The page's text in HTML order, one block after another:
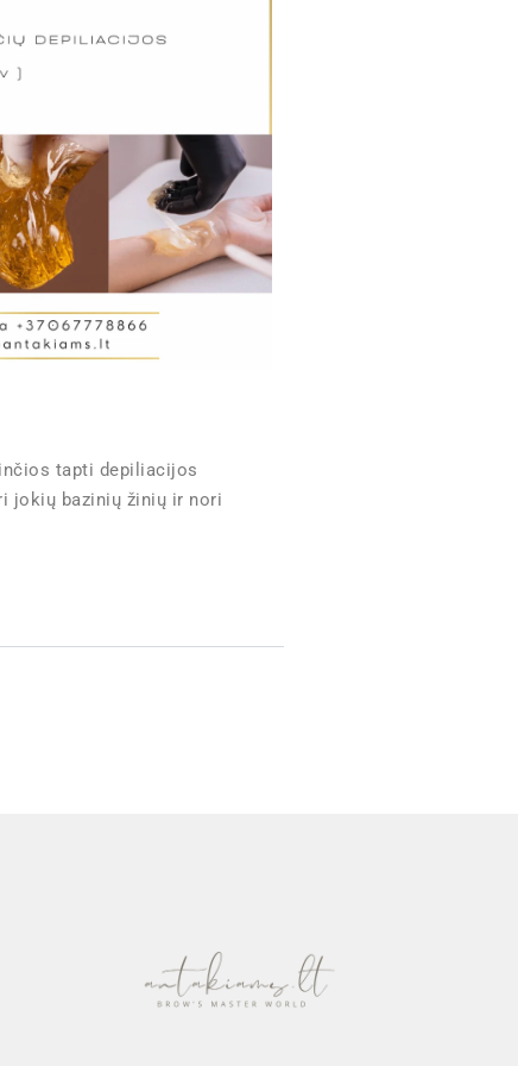
tapti depiliacijos
jokių bazinių žinių ir nori